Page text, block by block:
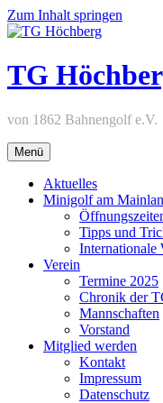
Zum Inhalt springen
TG
von 1862 Bahnengolf e.V.
Menü
Aktuelles
Minigolf am
Tipps und
Internationale
Verein
Termine 2025
Chronik der
Mannschaften
Vorstand
Mitglied werden
Kontakt
Impressum
Datenschutz